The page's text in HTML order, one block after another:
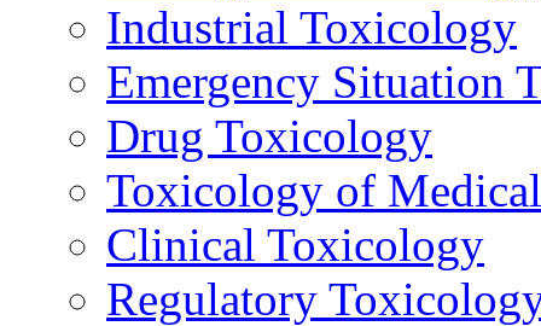
Industrial Toxicology
Emergency Situation
Drug Toxicology
Toxicology of
Clinical Toxicology
Regulatory